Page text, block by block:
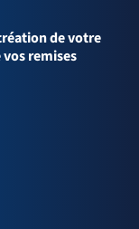
de votre
remises